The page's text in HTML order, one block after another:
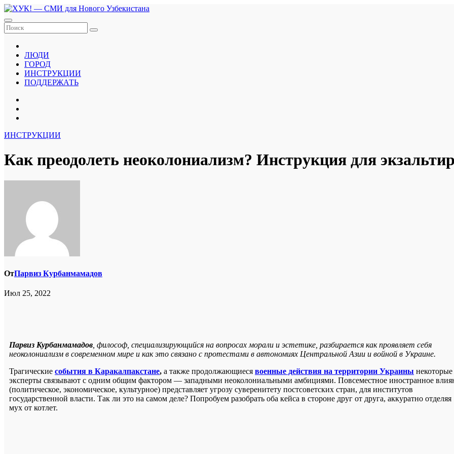
Перейти
к
содержанию
ЛЮДИ
ГОРОД
ИНСТРУКЦИИ
ПОДДЕРЖАТЬ
ИНСТРУКЦИИ
Как преодолеть неоколониализм? Инструкция для
ОтПарвиз Курбанмамадов
Июл 25, 2022
Парвиз Курбанмамадов, философ, специализирующийся на вопросах морали и эстетике, разбирается как проявляет себя
неоколониализм в современном мире и как это связано с протестами в автономиях Центральной Азии и войной в Украине.
Трагические события в Каракалпакстане, а также продолжающиеся военные действия на территории Украины некоторые
эксперты связывают с одним общим фактором — западными неоколониальными амбициями. Повсеместное иностранное
(политическое, экономическое, культурное) представляет угрозу суверенитету постсоветских стран, для институтов
государственной власти. Так ли это на самом деле? Попробуем разобрать оба кейса в стороне друг от друга, аккуратно отделяя
мух от котлет.